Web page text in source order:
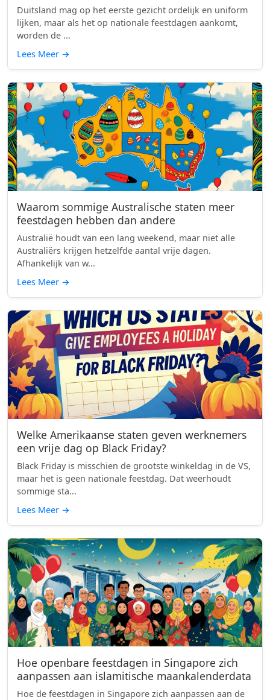
Duitsland mag op het eerste gezicht ordelijk en uniform
lijken, maar als het op nationale feestdagen aankomt,
worden de ...
Lees Meer →
Waarom sommige Australische staten meer
feestdagen hebben dan andere
Australië houdt van een lang weekend, maar niet alle
Australiërs krijgen hetzelfde aantal vrije dagen.
Afhankelijk van w...
Lees Meer →
Welke Amerikaanse staten geven werknemers
een vrije dag op Black Friday?
Black Friday is misschien de grootste winkeldag in de VS,
maar het is geen nationale feestdag. Dat weerhoudt
sommige sta...
Lees Meer →
Hoe openbare feestdagen in Singapore zich
aanpassen aan islamitische maankalenderdata
Hoe de feestdagen in Singapore zich aanpassen aan de